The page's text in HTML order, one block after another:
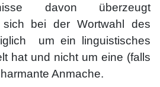
davon überzeugt
bei der Wortwahl des
um ein linguistisches
hat und nicht um eine (falls
Anmache.